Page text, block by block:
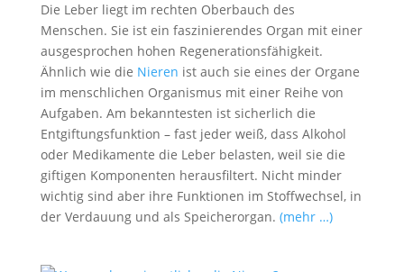
Die Leber liegt im rechten Oberbauch des
Menschen. Sie ist ein faszinierendes Organ mit einer
ausgesprochen hohen Regenerationsfähigkeit.
Ähnlich wie die Nieren ist auch sie eines der Organe
im menschlichen Organismus mit einer Reihe von
Aufgaben. Am bekanntesten ist sicherlich die
Entgiftungsfunktion – fast jeder weiß, dass Alkohol
oder Medikamente die Leber belasten, weil sie die
giftigen Komponenten herausfiltert. Nicht minder
wichtig sind aber ihre Funktionen im Stoffwechsel, in
der Verdauung und als Speicherorgan. (mehr …)